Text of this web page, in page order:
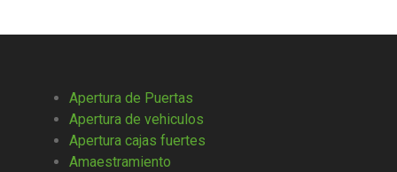
Apertura de Puertas
Apertura de vehiculos
Apertura cajas fuertes
Amaestramiento